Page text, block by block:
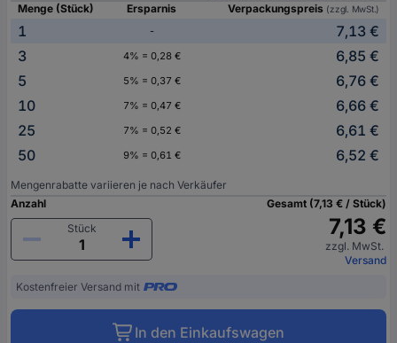
Menge (Stück)
Ersparnis Verpackungspreis (zzgl. MwSt.)
1 -
7,13 €
3
4% = 0,28 €
6,85 €
5
5% = 0,37 €
6,76 €
10
7% = 0,47 €
6,66 €
25
7% = 0,52 €
6,61 €
50
9% = 0,61 € 6,52 €
Mengenrabatte variieren je nach Verkäufer
Anzahl
Stück
Gesamt (7,13 € / Stück)
7,13 €
zzgl. MwSt.
Versand
Kostenfreier Versand mit
In den Einkaufswagen